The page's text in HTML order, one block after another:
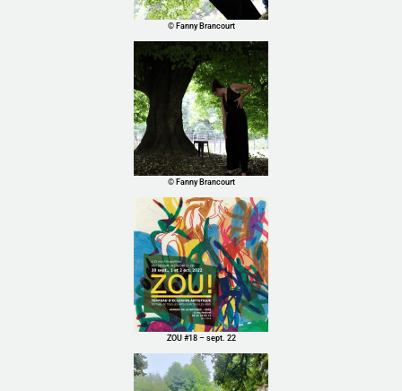
© Fanny Brancourt
© Fanny Brancourt
ZOU #18 – sept. 22